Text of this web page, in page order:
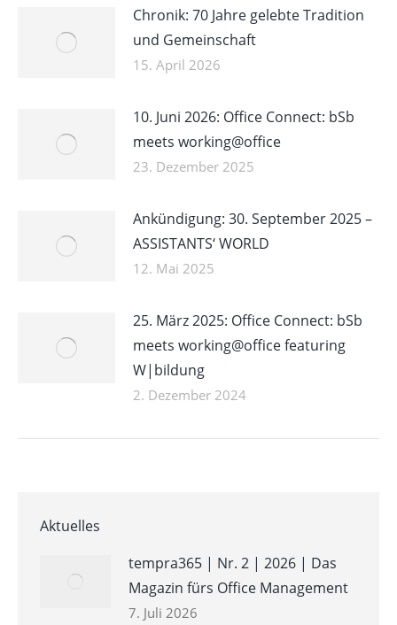
Chronik: 70 Jahre gelebte Tradition
und Gemeinschaft
15. April 2026
10. Juni 2026: Office Connect: bSb
meets working@office
23. Dezember 2025
Ankündigung: 30. September 2025 –
ASSISTANTS‘ WORLD
12. Mai 2025
25. März 2025: Office Connect: bSb
meets working@office featuring
W|bildung
2. Dezember 2024
Aktuelles
tempra365 | Nr. 2 | 2026 | Das
Magazin fürs Office Management
7. Juli 2026